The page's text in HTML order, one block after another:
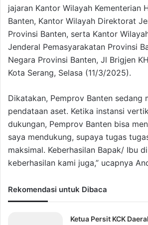
jajaran Kantor Wilayah Kementerian
Banten, Kantor Wilayah Direktorat
Provinsi Banten, serta Kantor
Jenderal Pemasyarakatan Provinsi
Negara Provinsi Banten, Jl Brigjen
Kota Serang, Selasa (11/3/2025).
Dikatakan, Pemprov Banten sedang
pendataan aset. Ketika instansi
dukungan, Pemprov Banten bisa
saya mendukung, supaya tugas
maksimal. Keberhasilan Bapak/ Ibu
keberhasilan kami juga,” ucapnya
Rekomendasi untuk Dibaca
Ketua Persit KCK